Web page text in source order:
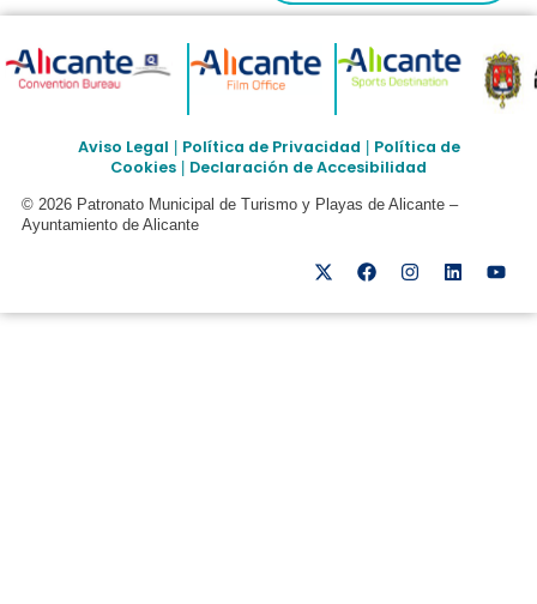
Aviso Legal Política de Privacidad
Política de
Cookies
Declaración de Accesibilidad
© 2026 Patronato Municipal de Turismo y Playas de Alicante –
Ayuntamiento de Alicante